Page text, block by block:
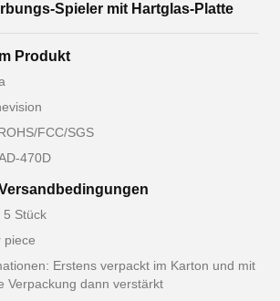
Spieler mit Hartglas-Platte
Produkt
FCC/SGS
470D
5 Stück
piece
Erstens verpackt im Karton und mit
Verpackung dann verstärkt